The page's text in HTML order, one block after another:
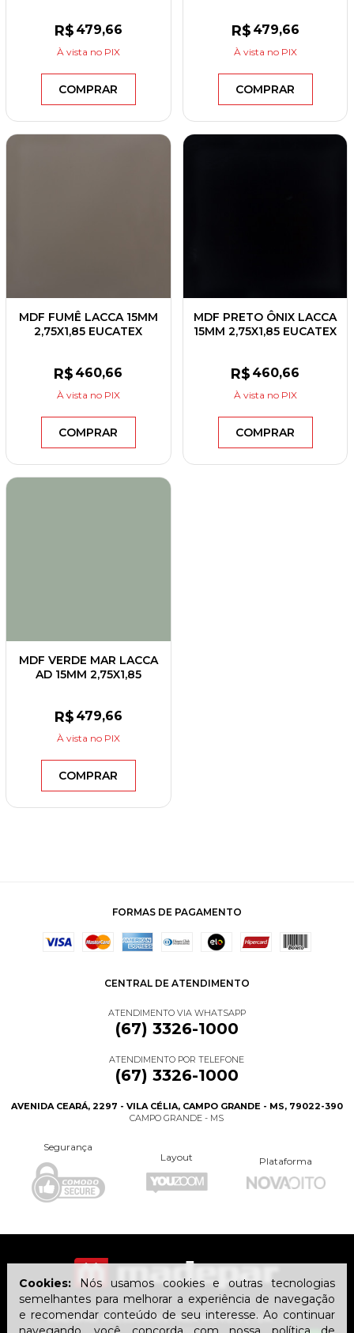
R$ 479,66
À vista no PIX
COMPRAR
R$ 479,66
À vista no PIX
COMPRAR
MDF FUMÊ LACCA 15MM
2,75X1,85 EUCATEX
R$ 460,66
À vista no PIX
COMPRAR
MDF PRETO ÔNIX LACCA
15MM 2,75X1,85 EUCATEX
R$ 460,66
À vista no PIX
COMPRAR
MDF VERDE MAR LACCA
AD 15MM 2,75X1,85
R$ 479,66
À vista no PIX
COMPRAR
FORMAS DE PAGAMENTO
CENTRAL DE ATENDIMENTO
ATENDIMENTO VIA WHATSAPP
(67) 3326-1000
ATENDIMENTO POR TELEFONE
(67) 3326-1000
AVENIDA CEARÁ, 2297 - VILA CÉLIA, CAMPO GRANDE - MS, 79022-390
CAMPO GRANDE - MS
Segurança
Layout
Plataforma
MADEPAR ACESSÓRIOS PARA MÓVEIS LTDA| CNPJ:
Cookies:Nós usamos cookies e outras tecnologias
semelhantes para melhorar a experiência de navegação
e recomendar conteúdo de seu interesse. Ao continuar